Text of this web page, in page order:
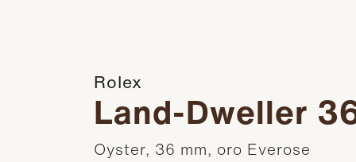
Rolex
Land-Dweller
Oyster, 36 mm, oro Everose